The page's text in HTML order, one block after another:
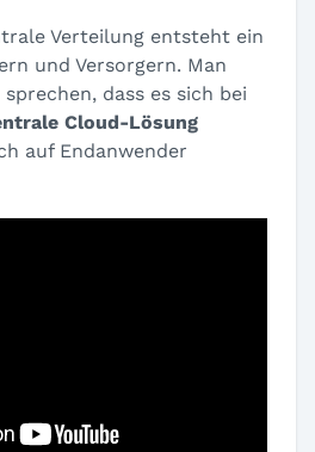
Verteilung entsteht ein
und Versorgern. Man
dass es sich bei
Cloud-Lösung
auf Endanwender